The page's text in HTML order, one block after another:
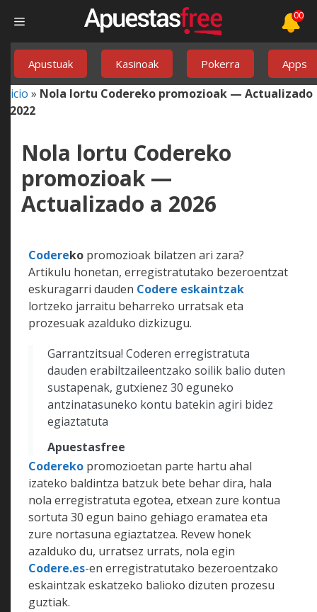
00
Apustuak Kasinoak Pokerra Apps
Inicio » Nola lortu Codereko promozioak — Actualizado
a 2022
Nola lortu Codereko
promozioak —
Actualizado a 2026
Codereko promozioak bilatzen ari zara?
Artikulu honetan, erregistratutako bezeroentzat
eskuragarri dauden Codere eskaintzak
lortzeko jarraitu beharreko urratsak eta
prozesuak azalduko dizkizugu.
Garrantzitsua! Coderen erregistratuta
dauden erabiltzaileentzako soilik balio duten
sustapenak, gutxienez 30 eguneko
antzinatasuneko kontu batekin agiri bidez
egiaztatuta
Apuestasfree
Codereko promozioetan parte hartu ahal
izateko baldintza batzuk bete behar dira, hala
nola erregistratuta egotea, etxean zure kontua
sortuta 30 egun baino gehiago eramatea eta
zure nortasuna egiaztatzea. Revew honek
azalduko du, urratsez urrats, nola egin
Codere.es-en erregistratutako bezeroentzako
eskaintzak eskatzeko balioko dizuten prozesu
guztiak.